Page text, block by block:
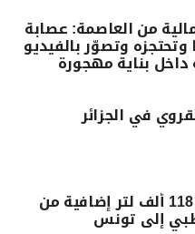
من العاصمة: عصابة
وتصوّر بالفيديو
داخل بناية مهجورة
في الجزائر
الجزائر ترسل 118 ألف لتر إضافية من
إلى تونس